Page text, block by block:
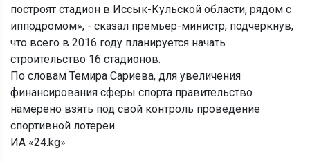
построят стадион в Иссык-Кульской области, рядом с
ипподромом», - сказал премьер-министр, подчеркнув,
что всего в 2016 году планируется начать
строительство 16 стадионов.
По словам Темира Сариева, для увеличения
финансирования сферы спорта правительство
намерено взять под свой контроль проведение
спортивной лотереи.
ИА «24.kg»